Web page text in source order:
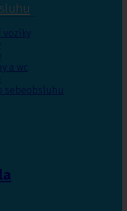
vozíky
a wc
sebeobsluhu